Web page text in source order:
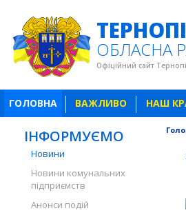
ОБЛАСНА
Офіційний сайт
ГОЛОВНА ВАЖЛИВО НАШ
ІНФОРМУЄМО
Новини
Новини комунальних
підприємств
Анонси подій